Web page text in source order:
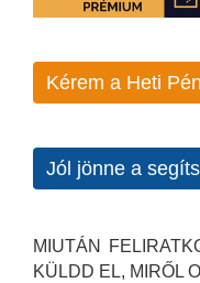
Kérem a Heti
Jól jönne a
MIUTÁN
KÜLDD EL, MIRŐL